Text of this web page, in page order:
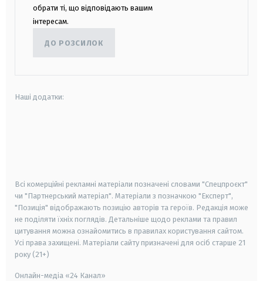
обрати ті, що відповідають вашим
інтересам.
ДО РОЗСИЛОК
Наші додатки:
Всі комерційні рекламні матеріали позначені словами "Спецпроєкт"
чи "Партнерський матеріал". Матеріали з позначкою "Експерт",
"Позиція" відображають позицію авторів та героїв. Редакція може
не поділяти їхніх поглядів. Детальніше щодо реклами та правил
цитування можна ознайомитись в правилах користування сайтом.
Усі права захищені. Матеріали сайту призначені для осіб старше 21
року (21+)
Онлайн-медіа «24 Канал»